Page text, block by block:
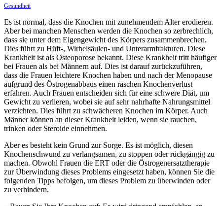
Gesundheit
Es ist normal, dass die Knochen mit zunehmendem Alter erodieren.
Aber bei manchen Menschen werden die Knochen so zerbrechlich,
dass sie unter dem Eigengewicht des Körpers zusammenbrechen.
Dies führt zu Hüft-, Wirbelsäulen- und Unterarmfrakturen. Diese
Krankheit ist als Osteoporose bekannt. Diese Krankheit tritt häufiger
bei Frauen als bei Männern auf. Dies ist darauf zurückzuführen,
dass die Frauen leichtere Knochen haben und nach der Menopause
aufgrund des Östrogenabbaus einen raschen Knochenverlust
erfahren. Auch Frauen entscheiden sich für eine schwere Diät, um
Gewicht zu verlieren, wobei sie auf sehr nahrhafte Nahrungsmittel
verzichten. Dies führt zu schwächeren Knochen im Körper. Auch
Männer können an dieser Krankheit leiden, wenn sie rauchen,
trinken oder Steroide einnehmen.
Aber es besteht kein Grund zur Sorge. Es ist möglich, diesen
Knochenschwund zu verlangsamen, zu stoppen oder rückgängig zu
machen. Obwohl Frauen die ERT oder die Östrogenersatztherapie
zur Überwindung dieses Problems eingesetzt haben, können Sie die
folgenden Tipps befolgen, um dieses Problem zu überwinden oder
zu verhindern.